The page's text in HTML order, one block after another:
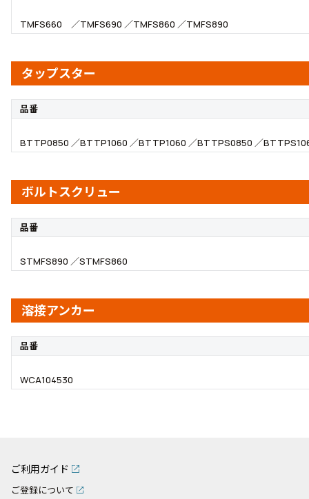
TMFS660 ／TMFS690 ／TMFS860 ／TMFS890
タップスター
品番
BTTP0850 ／BTTP1060 ／BTTP1060 ／BTTPS0850 ／
ボルトスクリュー
品番
STMFS890 ／STMFS860
溶接アンカー
品番
WCA104530
ご利用ガイド
ご登録について